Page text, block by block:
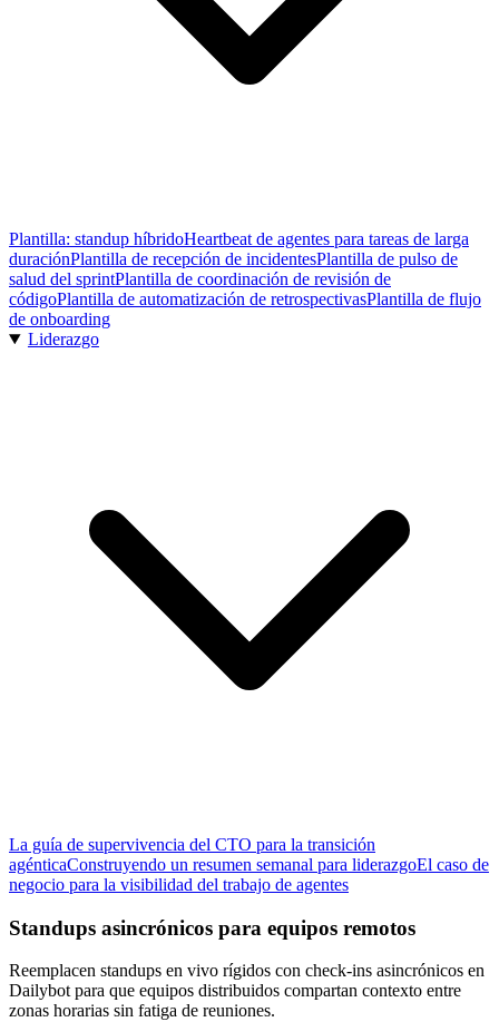
Plantilla: standup híbridoHeartbeat de agentes para tareas de larga
duraciónPlantilla de recepción de incidentesPlantilla de pulso de
salud del sprintPlantilla de coordinación de revisión de
códigoPlantilla de automatización de retrospectivasPlantilla de flujo
de onboarding
Liderazgo
La guía de supervivencia del CTO para la transición
agénticaConstruyendo un resumen semanal para liderazgoEl caso de
negocio para la visibilidad del trabajo de agentes
Standups asincrónicos para equipos remotos
Reemplacen standups en vivo rígidos con check-ins asincrónicos en
Dailybot para que equipos distribuidos compartan contexto entre
zonas horarias sin fatiga de reuniones.